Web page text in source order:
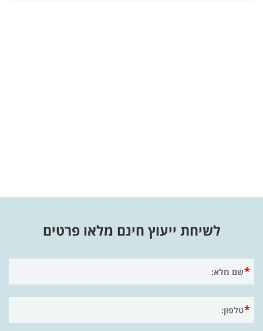
לשיחת ייעוץ חינם מלאו פרטים